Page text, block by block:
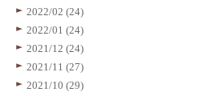
2022/02 (24)
2022/01 (24)
2021/12 (24)
2021/11 (27)
2021/10 (29)